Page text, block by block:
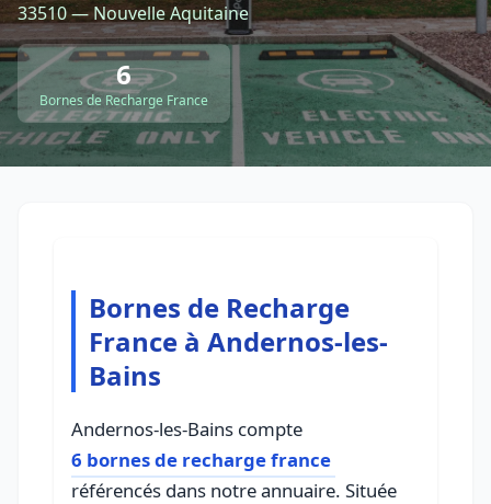
33510 — Nouvelle Aquitaine
6
Bornes de Recharge France
Bornes de Recharge
France à Andernos-les-
Bains
Andernos-les-Bains compte
6 bornes de recharge france
référencés dans notre annuaire. Située